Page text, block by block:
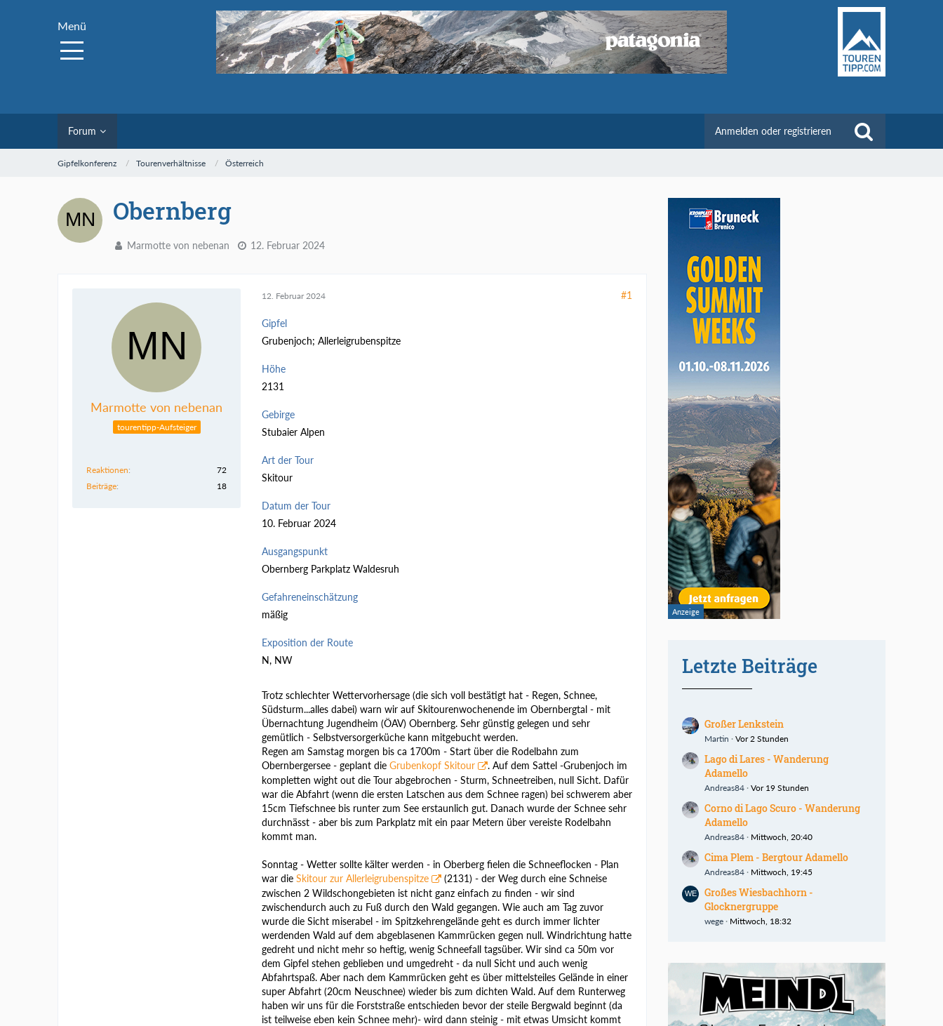
Menü
Forum Anmelden oder registrieren
Gipfelkonferenz Tourenverhältnisse Österreich
Obernberg
Marmotte von nebenan 12. Februar 2024
Marmotte von nebenan
tourentipp-Aufsteiger
Reaktionen
72
Beiträge
18
12. Februar 2024 #1
Gipfel
Grubenjoch; Allerleigrubenspitze
Höhe
2131
Gebirge
Stubaier Alpen
Art der Tour
Skitour
Datum der Tour
10. Februar 2024
Ausgangspunkt
Obernberg Parkplatz Waldesruh
Gefahreneinschätzung
mäßig
Exposition der Route
N, NW
Trotz schlechter Wettervorhersage (die sich voll bestätigt hat - Regen, Schnee,
Südsturm...alles dabei) warn wir auf Skitourenwochenende im Obernbergtal - mit
Übernachtung Jugendheim (ÖAV) Obernberg. Sehr günstig gelegen und sehr
gemütlich - Selbstversorgerküche kann mitgebucht werden.
Regen am Samstag morgen bis ca 1700m - Start über die Rodelbahn zum
Obernbergersee - geplant die Grubenkopf Skitour
. Auf dem Sattel -Grubenjoch im
kompletten wight out die Tour abgebrochen - Sturm, Schneetreiben, null Sicht. Dafür
war die Abfahrt (wenn die ersten Latschen aus dem Schnee ragen) bei schwerem aber
15cm Tiefschnee bis runter zum See erstaunlich gut. Danach wurde der Schnee sehr
durchnässt - aber bis zum Parkplatz mit ein paar Metern über vereiste Rodelbahn
kommt man.
Sonntag - Wetter sollte kälter werden - in Oberberg fielen die Schneeflocken - Plan
war die Skitour zur Allerleigrubenspitze
(2131) - der Weg durch eine Schneise
zwischen 2 Wildschongebieten ist nicht ganz einfach zu finden - wir sind
zwischendurch auch zu Fuß durch den Wald gegangen. Wie auch am Tag zuvor
wurde die Sicht miserabel - im Spitzkehrengelände geht es durch immer lichter
werdenden Wald auf dem abgeblasenen Kammrücken gegen null. Windrichtung hatte
gedreht und nicht mehr so heftig, wenig Schneefall tagsüber. Wir sind ca 50m vor
dem Gipfel stehen geblieben und umgedreht - da null Sicht und auch wenig
Abfahrtspaß. Aber nach dem Kammrücken geht es über mittelsteiles Gelände in einer
super Abfahrt (20cm Neuschnee) wieder bis zum dichten Wald. Auf dem Runterweg
haben wir uns für die Forststraße entschieden bevor der steile Bergwald beginnt (da
ist teilweise eben kein Schnee mehr)- wird dann steinig - mit etwas Umsicht kommt
Letzte Beiträge
Großer Lenkstein
Martin Vor 2 Stunden
Lago di Lares - Wanderung
Adamello
Andreas84 Vor 19 Stunden
Corno di Lago Scuro - Wanderung
Adamello
Andreas84 Mittwoch, 20:40
Cima Plem - Bergtour Adamello
Andreas84 Mittwoch, 19:45
Großes Wiesbachhorn -
Glocknergruppe
wege Mittwoch, 18:32